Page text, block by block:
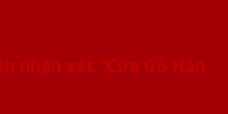
nhận xét “Cửa Gỗ Hàn